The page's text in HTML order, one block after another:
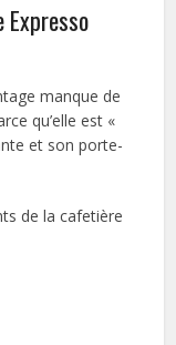
manque de
qu’elle est «
et son porte-
de la cafetière